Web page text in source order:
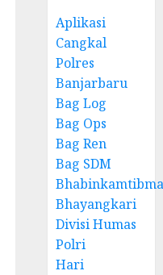
Aplikasi
Cangkal
Polres
Banjarbaru
Bag Log
Bag Ops
Bag Ren
Bag SDM
Bhayangkari
Divisi Humas
Polri
Hari